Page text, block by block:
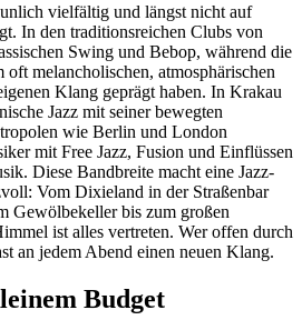
vielfältig und längst nicht auf
In den traditionsreichen Clubs von
Swing und Bebop, während die
melancholischen, atmosphärischen
Klang geprägt haben. In Krakau
Jazz mit seiner bewegten
wie Berlin und London
mit Free Jazz, Fusion und Einflüssen
Diese Bandbreite macht eine Jazz-
Vom Dixieland in der Straßenbar
Gewölbekeller bis zum großen
ist alles vertreten. Wer offen durch
an jedem Abend einen neuen Klang.
Budget